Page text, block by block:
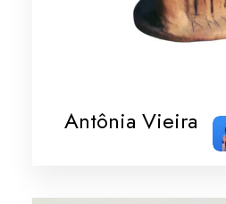
Antônia Vieira